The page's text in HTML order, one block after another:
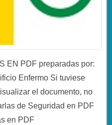
EN PDF preparadas por:
Enfermo Si tuviese
el documento, no
de Seguridad en PDF
en PDF